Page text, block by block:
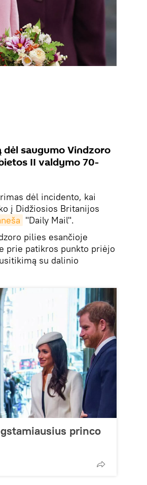
saugumo Vindzoro
II valdymo 70-
dėl incidento, kai
į Didžiosios Britanijos
"Daily Mail".
pilies esančioje
prie patikros punkto priėjo
su dalinio
princo